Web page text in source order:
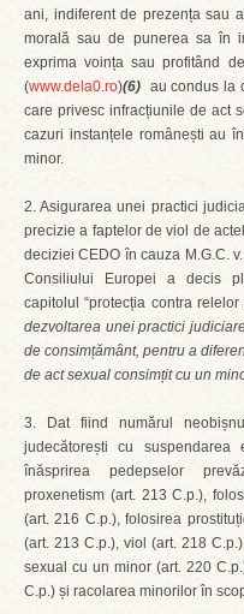
ani, indiferent de prezența sau
morală sau de punerea sa în
exprima voința sau profitând
(www.dela0.ro)(6) au condus la
care privesc infracțiunile de act
cazuri instanțele românești au
minor.
2. Asigurarea unei practici
precizie a faptelor de viol de
deciziei CEDO în cauza M.G.C.
Consiliului Europei a decis
capitolul “protecția contra relelor
dezvoltarea unei practici
de consimțământ, pentru a
de act sexual consimțit cu un
3. Dat fiind numărul
judecătorești cu suspendarea
înăsprirea pedepselor
proxenetism (art. 213 C.p.),
(art. 216 C.p.), folosirea
(art. 213 C.p.), viol (art. 218
sexual cu un minor (art. 220
C.p.) și racolarea minorilor în